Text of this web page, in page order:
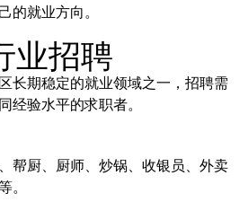
的就业方向。
业招聘
长期稳定的就业领域之一，招聘需
经验水平的求职者。
帮厨、厨师、炒锅、收银员、外卖
。